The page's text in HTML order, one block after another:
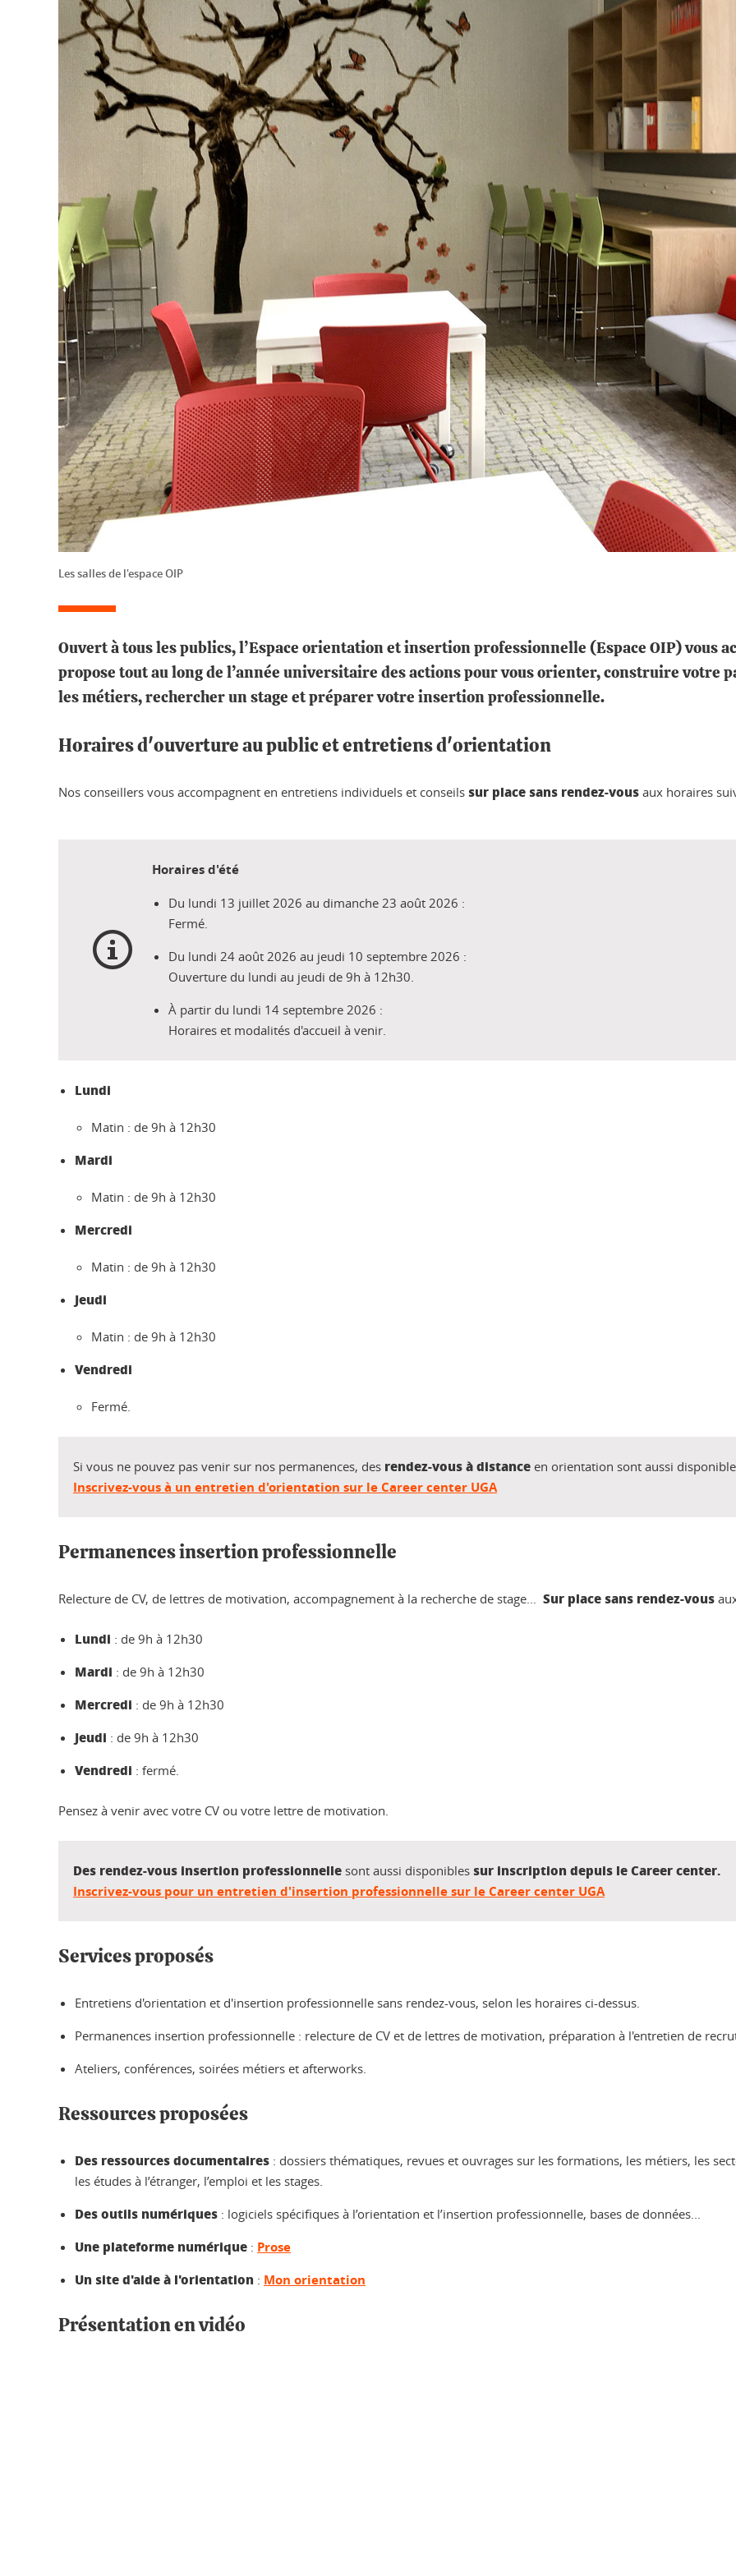
Les salles de l'espace OIP
Ouvert à tous les publics, l’Espace orientation et insertion professionnelle (Espace OIP) vous
propose tout au long de l’année universitaire des actions pour vous orienter, construire votre
les métiers, rechercher un stage et préparer votre insertion professionnelle.
Horaires d'ouverture au public et entretiens d'orientation
Nos conseillers vous accompagnent en entretiens individuels et conseils sur place sans rendez-vous aux horaires
Horaires d'été
Du lundi 13 juillet 2026 au dimanche 23 août 2026 :
Fermé.
Du lundi 24 août 2026 au jeudi 10 septembre 2026 :
Ouverture du lundi au jeudi de 9h à 12h30.
À partir du lundi 14 septembre 2026 :
Horaires et modalités d'accueil à venir.
Lundi
Matin : de 9h à 12h30
Mardi
Matin : de 9h à 12h30
Mercredi
Matin : de 9h à 12h30
Jeudi
Matin : de 9h à 12h30
Vendredi
Fermé.
Si vous ne pouvez pas venir sur nos permanences, des rendez-vous à distance en orientation sont aussi
Inscrivez-vous à un entretien d'orientation sur le Career center UGA
Permanences insertion professionnelle
Relecture de CV, de lettres de motivation, accompagnement à la recherche de stage... Sur place sans rendez-vous
Lundi : de 9h à 12h30
Mardi : de 9h à 12h30
Mercredi : de 9h à 12h30
Jeudi : de 9h à 12h30
Vendredi : fermé.
Pensez à venir avec votre CV ou votre lettre de motivation.
Des rendez-vous insertion professionnelle sont aussi disponibles sur inscription depuis le Career center.
Inscrivez-vous pour un entretien d'insertion professionnelle sur le Career center UGA
Services proposés
Entretiens d'orientation et d'insertion professionnelle sans rendez-vous, selon les horaires ci-dessus.
Permanences insertion professionnelle : relecture de CV et de lettres de motivation, préparation à l'entretien de
Ateliers, conférences, soirées métiers et afterworks.
Ressources proposées
Des ressources documentaires : dossiers thématiques, revues et ouvrages sur les formations, les métiers, les
les études à l’étranger, l’emploi et les stages.
Des outils numériques : logiciels spécifiques à l’orientation et l’insertion professionnelle, bases de données...
Une plateforme numérique : Prose
Un site d'aide à l'orientation : Mon orientation
Présentation en vidéo